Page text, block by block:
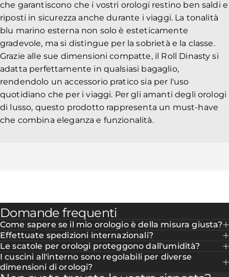
che garantiscono che i vostri orologi restino ben saldi e
riposti in sicurezza anche durante i viaggi. La tonalità
blu marino esterna non solo è esteticamente
gradevole, ma si distingue per la sobrietà e la classe.
Grazie alle sue dimensioni compatte, il Roll Dinasty si
adatta perfettamente in qualsiasi bagaglio,
rendendolo un accessorio pratico sia per l'uso
quotidiano che per i viaggi. Per gli amanti degli orologi
di lusso, questo prodotto rappresenta un must-have
che combina eleganza e funzionalità.
Domande frequenti
Come sapere se il mio orologio è della misura giusta?
Effettuate spedizioni internazionali?
Le scatole per orologi proteggono dall'umidità?
I cuscini all'interno sono regolabili per diverse
dimensioni di orologi?